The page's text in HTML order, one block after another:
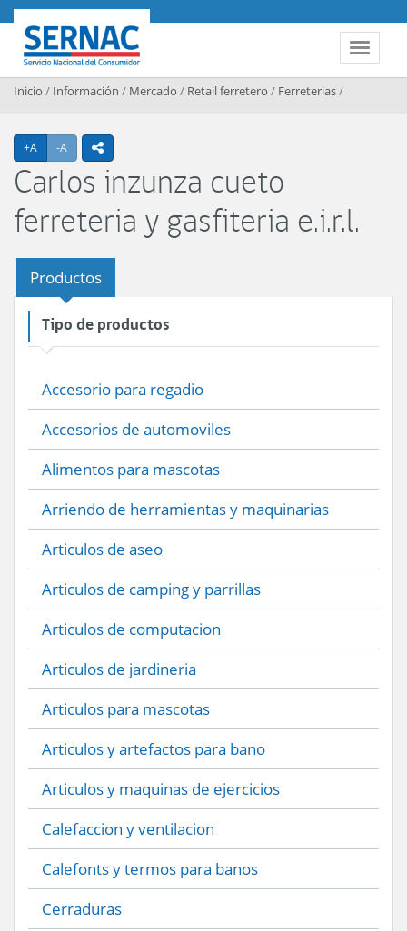
Contenido principal
Toggle
SERNAC
Inicio / Información / Mercado / Retail ferretero / Ferreterias/
+A Agrandar texto
-A Achicar textoicono compartir
Carlos inzunza cueto
ferreteria y gasfiteria e.i.r.l.
Productos
Tipo de productos
Accesorio para regadio
Accesorios de automoviles
Alimentos para mascotas
Arriendo de herramientas y maquinarias
Articulos de aseo
Articulos de camping y parrillas
Articulos de computacion
Articulos de jardineria
Articulos para mascotas
Articulos y artefactos para bano
Articulos y maquinas de ejercicios
Calefaccion y ventilacion
Calefonts y termos para banos
Cerraduras